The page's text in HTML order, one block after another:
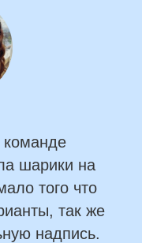
шарики на
того что
так же
надпись.